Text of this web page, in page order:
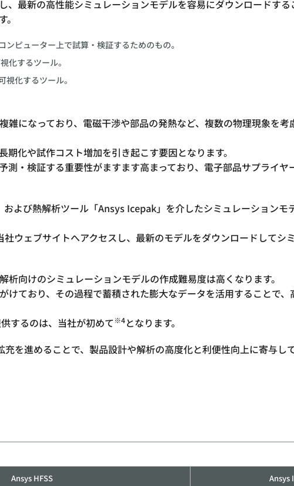
最新の高性能シミュレーションモデルを容易にダウンロードする
ピューター上で試算・検証するためのもの。
化するツール。
化するツール。
になっており、電磁干渉や部品の発熱など、複数の物理現象を考
化や試作コスト増加を引き起こす要因となります。
・検証する重要性がますます高まっており、電子部品サプライヤ
よび熱解析ツール「Ansys Icepak」を介したシミュレーションモ
ウェブサイトへアクセスし、最新のモデルをダウンロードしてシ
向けのシミュレーションモデルの作成難易度は高くなります。
ており、その過程で蓄積された膨大なデータを活用することで、
するのは、当社が初めて※4となります。
進めることで、製品設計や解析の高度化と利便性向上に寄与して
Ansys HFSS Ansys